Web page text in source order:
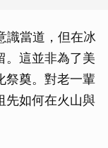
識當道，但在冰
。這並非為了美
祭奠。對老一輩
先如何在火山與